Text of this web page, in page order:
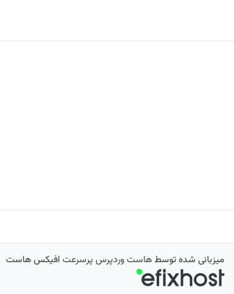
میزبانی شده توسطهاست وردپرس پرسرعت افیکس هاست